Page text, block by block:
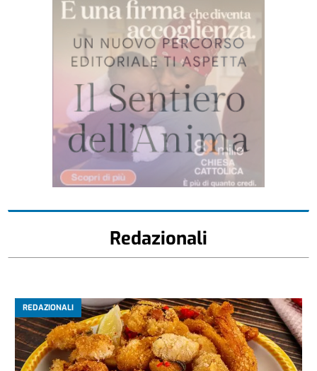
Redazionali
REDAZIONALI